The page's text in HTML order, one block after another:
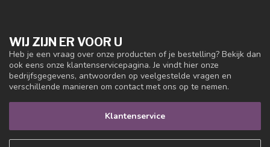
WIJ ZIJN ER VOOR U
Heb je een vraag over onze producten of je bestelling? Bekijk dan
ook eens onze klantenservicepagina. Je vindt hier onze
bedrijfsgegevens, antwoorden op veelgestelde vragen en
verschillende manieren om contact met ons op te nemen.
Klantenservice